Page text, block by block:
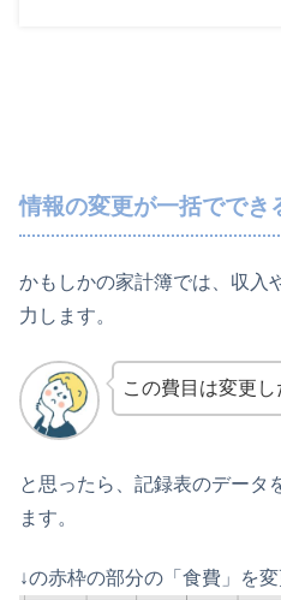
情報の変更が一括ででき
かもしかの家計簿では、収入
力します。
この費目は変更し
と思ったら、記録表のデータ
ます。
↓の赤枠の部分の「食費」を変